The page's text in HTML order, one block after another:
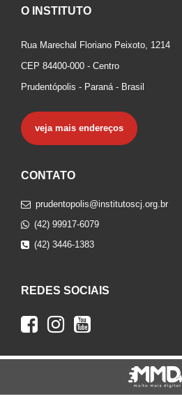
O INSTITUTO
Rua Marechal Floriano Peixoto, 1214
CEP 84400-000 - Centro
Prudentópolis - Paraná - Brasil
veja mais endereços
CONTATO
prudentopolis@institutoscj.org.br
(42) 99917-6079
(42) 3446-1383
REDES SOCIAIS